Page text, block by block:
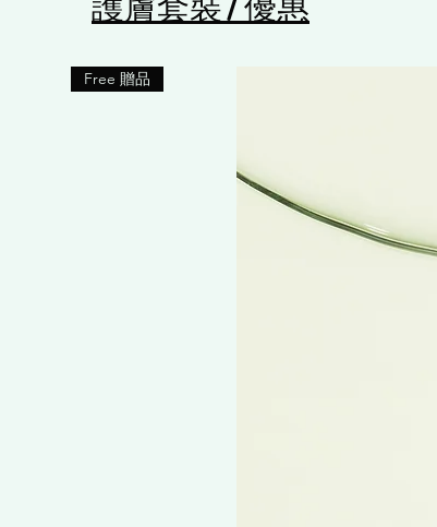
Free 贈品